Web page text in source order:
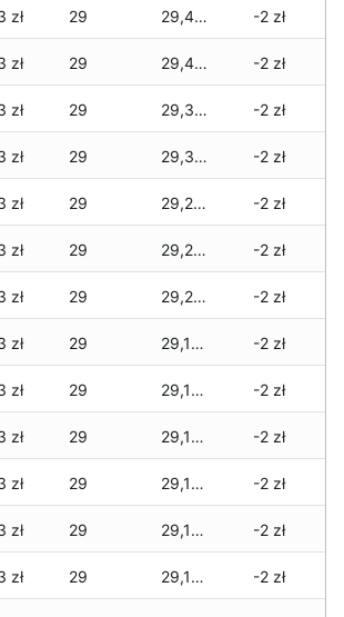
zł 29 29,427 zł -2 zł
zł 29 29,427 zł -2 zł
zł 29 29,382 zł -2 zł
zł 29 29,303 zł -2 zł
zł 29 29,278 zł -2 zł
zł 29 29,233 zł -2 zł
zł 29 29,215 zł -2 zł
zł 29 29,166 zł -2 zł
zł 29 29,166 zł -2 zł
zł 29 29,166 zł -2 zł
zł 29 29,159 zł -2 zł
zł 29 29,152 zł -2 zł
zł 29 29,152 zł -2 zł